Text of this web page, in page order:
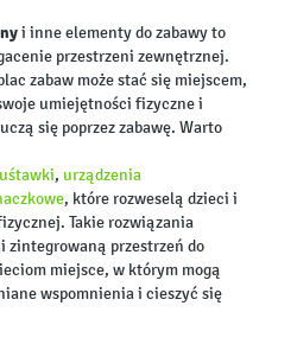
i inne elementy do zabawy to
przestrzeni zewnętrznej.
zabaw może stać się miejscem,
umiejętności fizyczne i
się poprzez zabawę. Warto
, urządzenia
, które rozweselą dzieci i
Takie rozwiązania
zintegrowaną przestrzeń do
miejsce, w którym mogą
wspomnienia i cieszyć się